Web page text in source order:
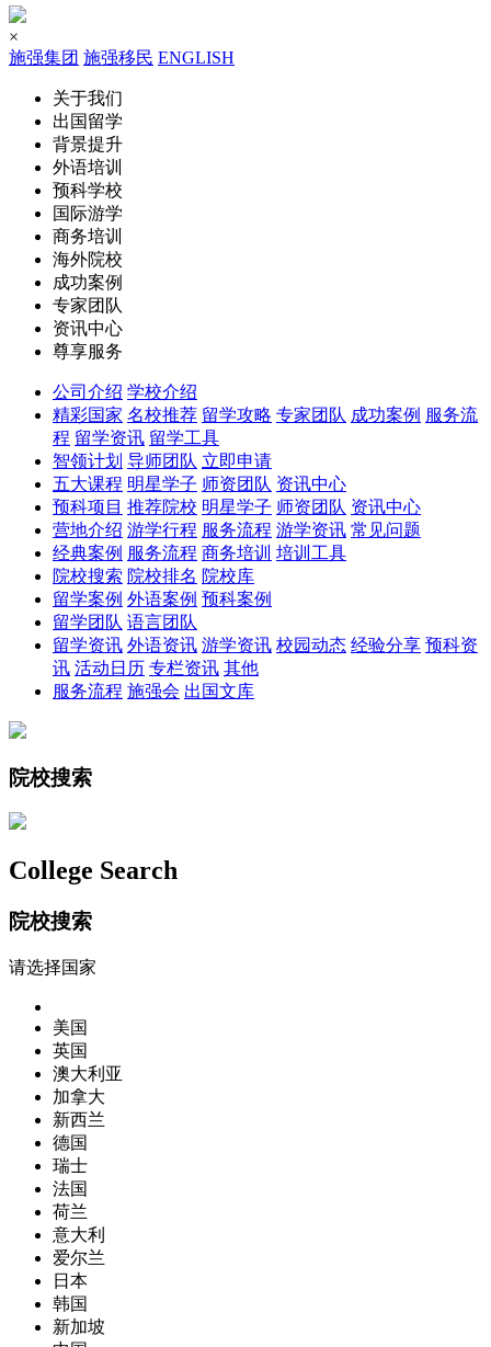
×
施强集团 施强移民 ENGLISH
关于我们
出国留学
背景提升
外语培训
预科学校
国际游学
商务培训
海外院校
成功案例
专家团队
资讯中心
尊享服务
公司介绍 学校介绍
精彩国家 名校推荐 留学攻略 专家团队 成功案例 服务流
程 留学资讯 留学工具
智领计划 导师团队 立即申请
五大课程 明星学子 师资团队 资讯中心
预科项目 推荐院校 明星学子 师资团队 资讯中心
营地介绍 游学行程 服务流程 游学资讯 常见问题
经典案例 服务流程 商务培训 培训工具
院校搜索 院校排名 院校库
留学案例 外语案例 预科案例
留学团队 语言团队
留学资讯 外语资讯 游学资讯 校园动态 经验分享 预科资
讯 活动日历 专栏资讯 其他
服务流程 施强会 出国文库
院校搜索
College Search
院校搜索
请选择国家
美国
英国
澳大利亚
加拿大
新西兰
德国
瑞士
法国
荷兰
意大利
爱尔兰
日本
韩国
新加坡